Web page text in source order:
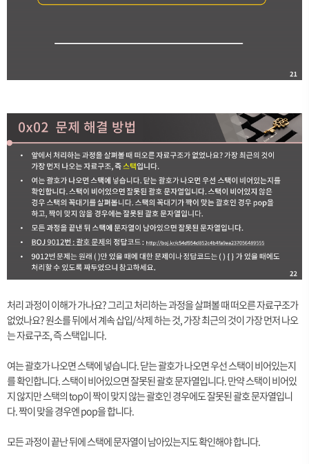
처리 과정이 이해가 가나요? 그리고 처리하는 과정을 살펴볼 때 떠오른 자료구조가
없었나요? 원소를 뒤에서 계속 삽입/삭제 하는 것, 가장 최근의 것이 가장 먼저 나오
는 자료구조, 즉 스택입니다.
여는 괄호가 나오면 스택에 넣습니다. 닫는 괄호가 나오면 우선 스택이 비어있는지
를 확인합니다. 스택이 비어있으면 잘못된 괄호 문자열입니다. 만약 스택이 비어있
지 않지만 스택의 top이 짝이 맞지 않는 괄호인 경우에도 잘못된 괄호 문자열입니
다. 짝이 맞을 경우엔 pop을 합니다.
모든 과정이 끝난 뒤에 스택에 문자열이 남아있는지도 확인해야 합니다.